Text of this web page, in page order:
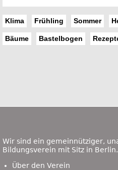
Klima Frühling Sommer
Bäume Bastelbogen
Footer
Wir sind ein gemeinnütziger,
Bildungsverein mit Sitz in Berlin.
Über den Verein